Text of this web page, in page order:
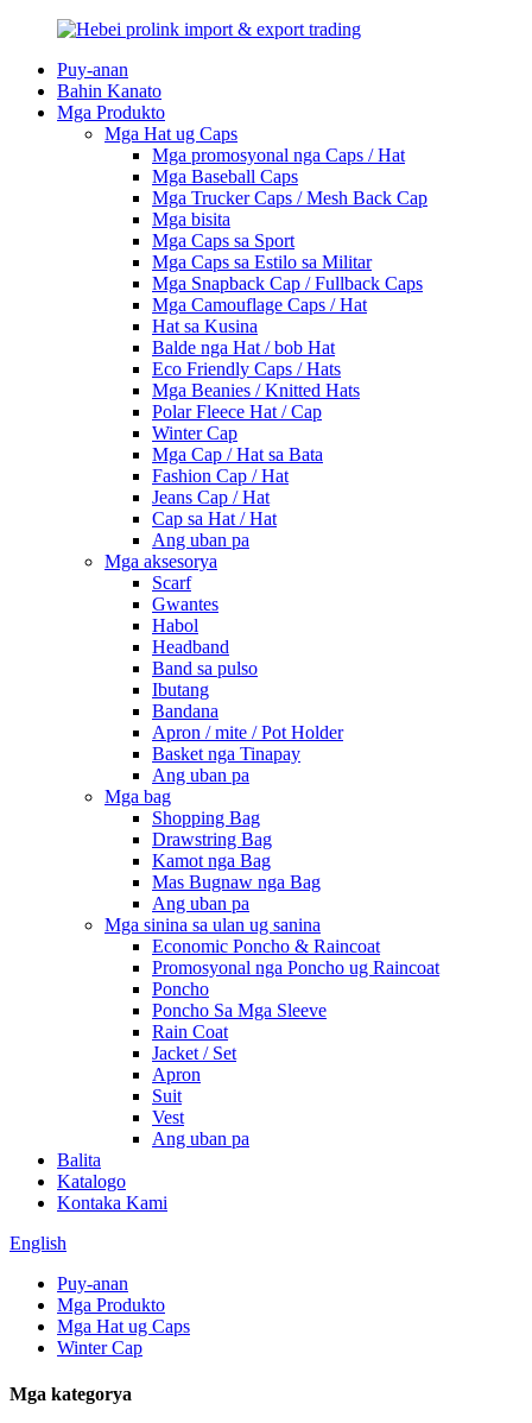
Puy-anan
Bahin Kanato
Mga Produkto
Mga Hat ug Caps
Mga promosyonal nga Caps / Hat
Mga Baseball Caps
Mga Trucker Caps / Mesh Back Cap
Mga bisita
Mga Caps sa Sport
Mga Caps sa Estilo sa Militar
Mga Snapback Cap / Fullback Caps
Mga Camouflage Caps / Hat
Hat sa Kusina
Balde nga Hat / bob Hat
Eco Friendly Caps / Hats
Mga Beanies / Knitted Hats
Polar Fleece Hat / Cap
Winter Cap
Mga Cap / Hat sa Bata
Fashion Cap / Hat
Jeans Cap / Hat
Cap sa Hat / Hat
Ang uban pa
Mga aksesorya
Scarf
Gwantes
Habol
Headband
Band sa pulso
Ibutang
Bandana
Apron / mite / Pot Holder
Basket nga Tinapay
Ang uban pa
Mga bag
Shopping Bag
Drawstring Bag
Kamot nga Bag
Mas Bugnaw nga Bag
Ang uban pa
Mga sinina sa ulan ug sanina
Economic Poncho & Raincoat
Promosyonal nga Poncho ug Raincoat
Poncho
Poncho Sa Mga Sleeve
Rain Coat
Jacket / Set
Apron
Suit
Vest
Ang uban pa
Balita
Katalogo
Kontaka Kami
English
Puy-anan
Mga Produkto
Mga Hat ug Caps
Winter Cap
Mga kategorya